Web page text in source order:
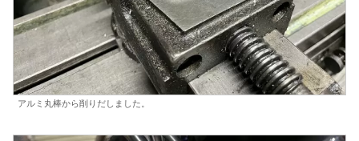
アルミ丸棒から削りだしました。